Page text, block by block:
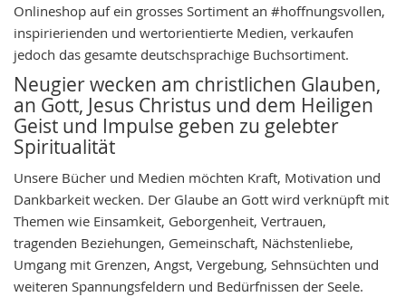
Onlineshop auf ein grosses Sortiment an #hoffnungsvollen,
inspirierienden und wertorientierte Medien, verkaufen
jedoch das gesamte deutschsprachige Buchsortiment.
Neugier wecken am christlichen Glauben,
an Gott, Jesus Christus und dem Heiligen
Geist und Impulse geben zu gelebter
Spiritualität
Unsere Bücher und Medien möchten Kraft, Motivation und
Dankbarkeit wecken. Der Glaube an Gott wird verknüpft mit
Themen wie Einsamkeit, Geborgenheit, Vertrauen,
tragenden Beziehungen, Gemeinschaft, Nächstenliebe,
Umgang mit Grenzen, Angst, Vergebung, Sehnsüchten und
weiteren Spannungsfeldern und Bedürfnissen der Seele.